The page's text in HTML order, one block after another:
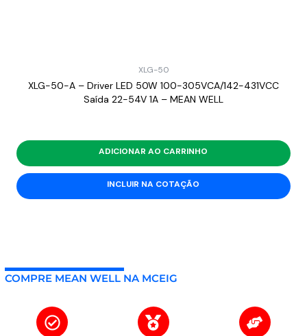
XLG-50
XLG-50-A – Driver LED 50W 100-305VCA/142-431VCC
Saída 22-54V 1A – MEAN WELL
ADICIONAR AO CARRINHO
INCLUIR NA COTAÇÃO
COMPRE MEAN WELL NA MCEIG